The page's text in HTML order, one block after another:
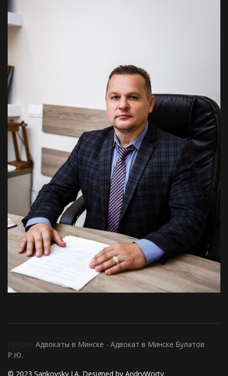
Адвокаты в Минске - Адвокат в Минске Булатов
Р.Ю.
© 2023 Sankovsky I.A. Designed by AndryWorty